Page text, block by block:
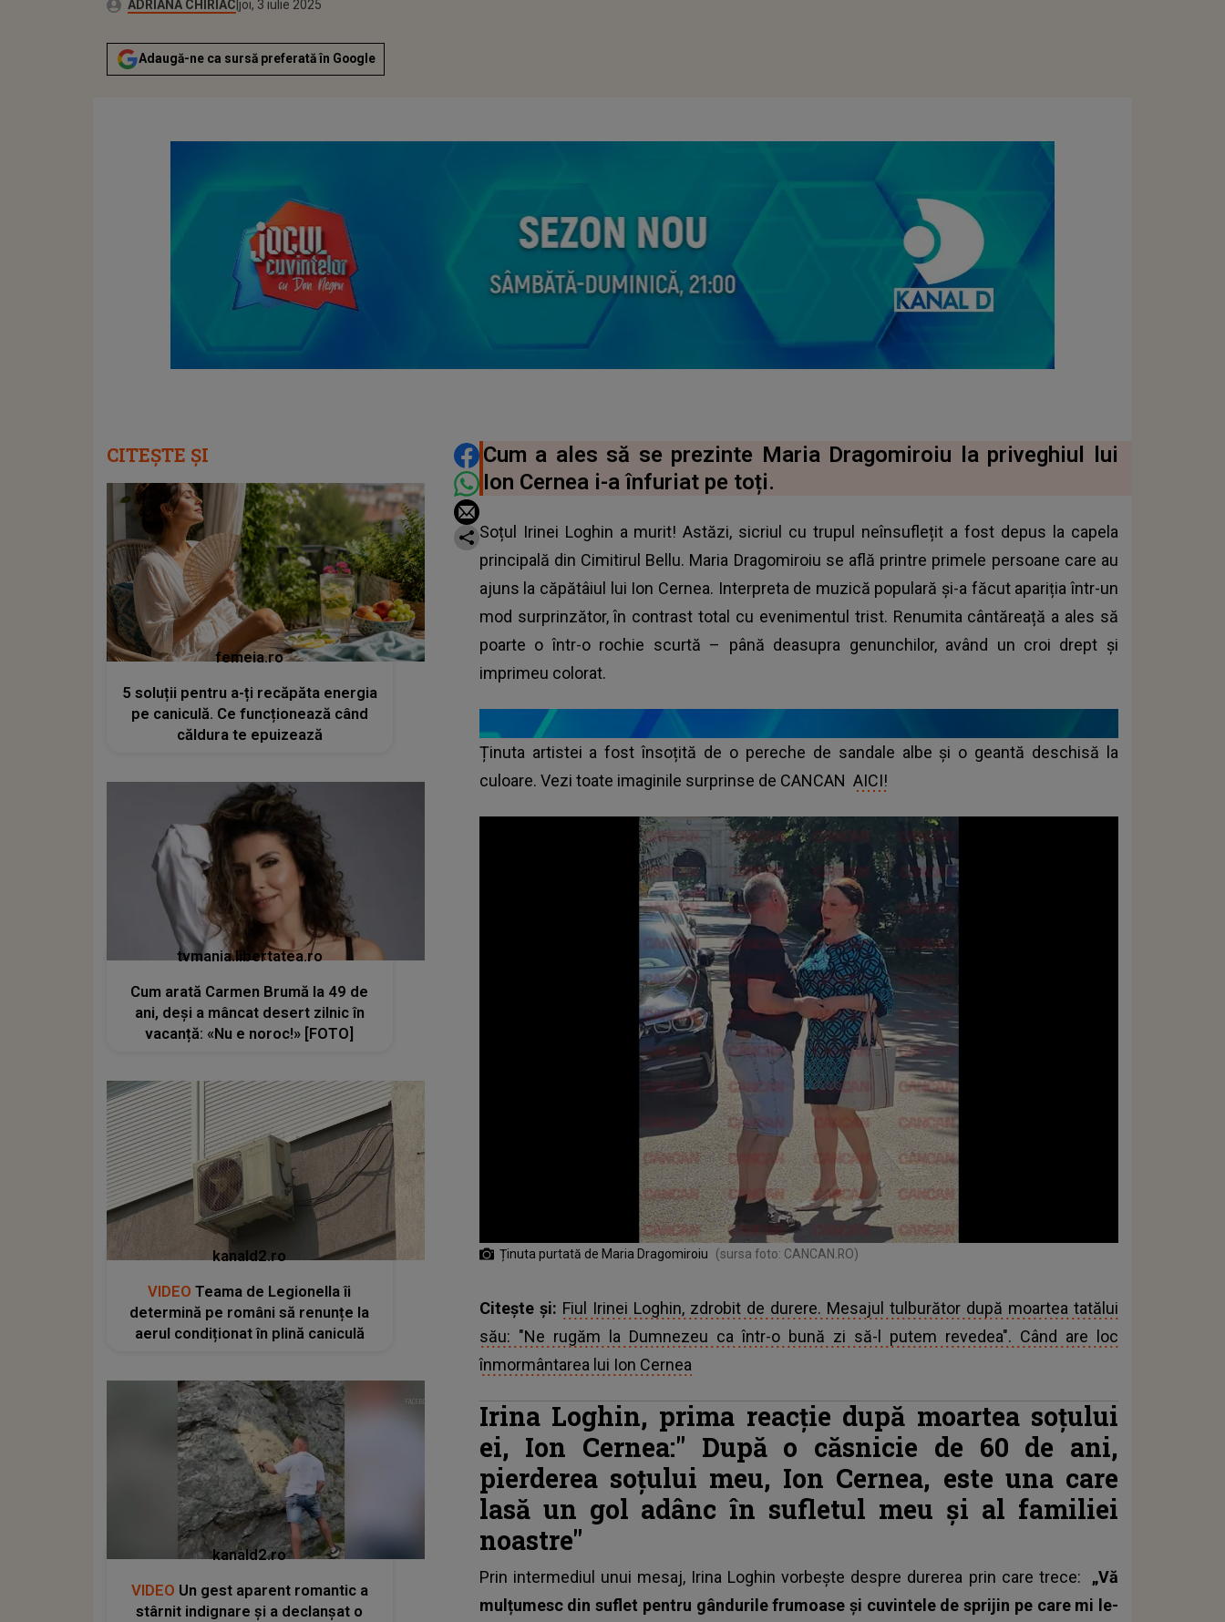
Autor:ADRIANA CHIRIAC joi, 3 iulie 2025
Actualizat:
joi, 3 iulie 2025
Adaugă-ne ca sursă preferată în Google
DISTRIBUIE ARTICOLUL
Cum a ales să se prezinte Maria Dragomiroiu la priveghiul lui
Ion Cernea i-a înfuriat pe toți.
Soțul Irinei Loghin a murit! Astăzi, sicriul cu trupul neînsuflețit a fost depus la capela
principală din Cimitirul Bellu. Maria Dragomiroiu se află printre primele persoane care au
ajuns la căpătâiul lui Ion Cernea. Interpreta de muzică populară și-a făcut apariția într-un
mod surprinzător, în contrast total cu evenimentul trist. Renumita cântăreață a ales să
poarte o într-o rochie scurtă – până deasupra genunchilor, având un croi drept și
imprimeu colorat.
Ținuta artistei a fost însoțită de o pereche de sandale albe și o geantă deschisă la
culoare. Vezi toate imaginile surprinse de CANCAN AICI!
Ținuta purtată de Maria Dragomiroiu (sursa foto: CANCAN.RO)
Citește și: Fiul Irinei Loghin, zdrobit de durere. Mesajul tulburător după moartea tatălui
său: "Ne rugăm la Dumnezeu ca într-o bună zi să-l putem revedea". Când are loc
înmormântarea lui Ion Cernea
Irina Loghin, prima reacție după moartea soțului
ei, Ion Cernea:" După o căsnicie de 60 de ani,
pierderea soțului meu, Ion Cernea, este una care
lasă un gol adânc în sufletul meu și al familiei
noastre"
Prin intermediul unui mesaj, Irina Loghin vorbește despre durerea prin care trece: „Vă
mulțumesc din suflet pentru gândurile frumoase și cuvintele de sprijin pe care mi le-
CITEȘTE ȘI
femeia.ro
5 soluții pentru a-ți recăpăta energia
pe caniculă. Ce funcționează când
căldura te epuizează
tvmania.libertatea.ro
Cum arată Carmen Brumă la 49 de
ani, deși a mâncat desert zilnic în
vacanță: «Nu e noroc!» [FOTO]
kanald2.ro
VIDEO Teama de Legionella îi
determină pe români să renunțe la
aerul condiționat în plină caniculă
kanald2.ro
VIDEO Un gest aparent romantic a
stârnit indignare și a declanșat o